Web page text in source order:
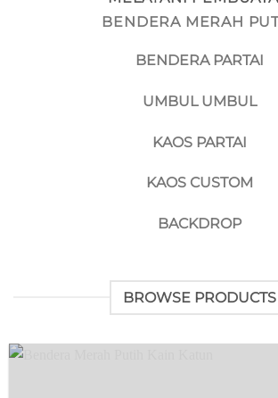
BENDERA MERAH
BENDERA PARTAI
UMBUL UMBUL
KAOS PARTAI
KAOS CUSTOM
BACKDROP
BROWSE PRODUCTS